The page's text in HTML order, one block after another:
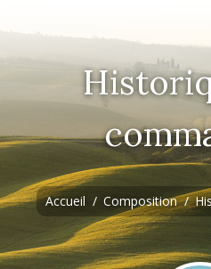
Vous
Accueil Composition